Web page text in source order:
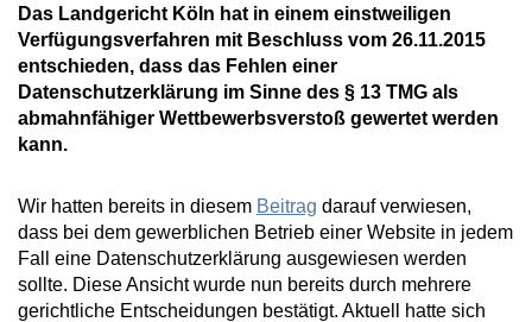
Das Landgericht Köln hat in einem einstweiligen
Verfügungsverfahren mit Beschluss vom 26.11.2015
entschieden, dass das Fehlen einer
Datenschutzerklärung im Sinne des § 13 TMG als
abmahnfähiger Wettbewerbsverstoß gewertet werden
kann.
Wir hatten bereits in diesem Beitrag darauf verwiesen,
dass bei dem gewerblichen Betrieb einer Website in jedem
Fall eine Datenschutzerklärung ausgewiesen werden
sollte. Diese Ansicht wurde nun bereits durch mehrere
gerichtliche Entscheidungen bestätigt. Aktuell hatte sich